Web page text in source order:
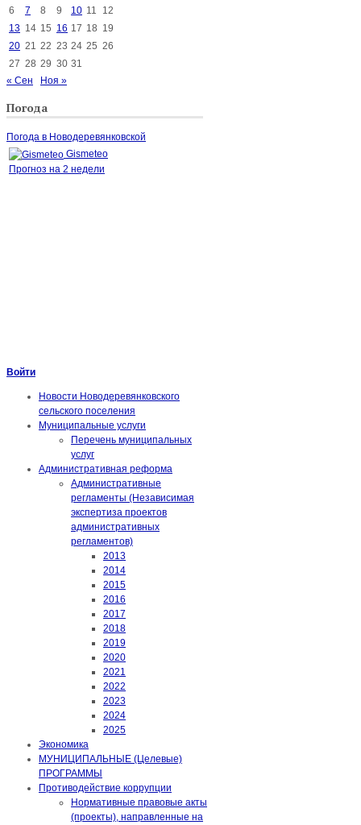
6
7 8 9 10 11
12
13 14 15 16 17 18 19
20 21 22 23 24 25 26
27 28 29 30 31
« Сен
Ноя »
Погода
Погода в Новодеревянковской
Gismeteo
Прогноз на 2 недели
Войти
Новости Новодеревянковского
сельского поселения
Муниципальные услуги
Перечень муниципальных
услуг
Административная реформа
Административные
регламенты (Независимая
экспертиза проектов
административных
регламентов)
2013
2014
2015
2016
2017
2018
2019
2020
2021
2022
2023
2024
2025
Экономика
МУНИЦИПАЛЬНЫЕ (Целевые)
ПРОГРАММЫ
Противодействие коррупции
Нормативные правовые акты
(проекты), направленные на